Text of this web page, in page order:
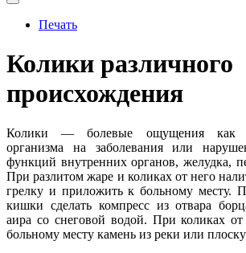
Печать
Колики различного
происхождения
Колики — болевые ощущения как
организма на заболевания или
функций внутренних органов, желудка,
При разлитом жаре и коликах от него
грелку и приложить к больному месту.
кишки сделать компресс из отвара
аира со снеговой водой. При коликах
больному месту камень из реки или